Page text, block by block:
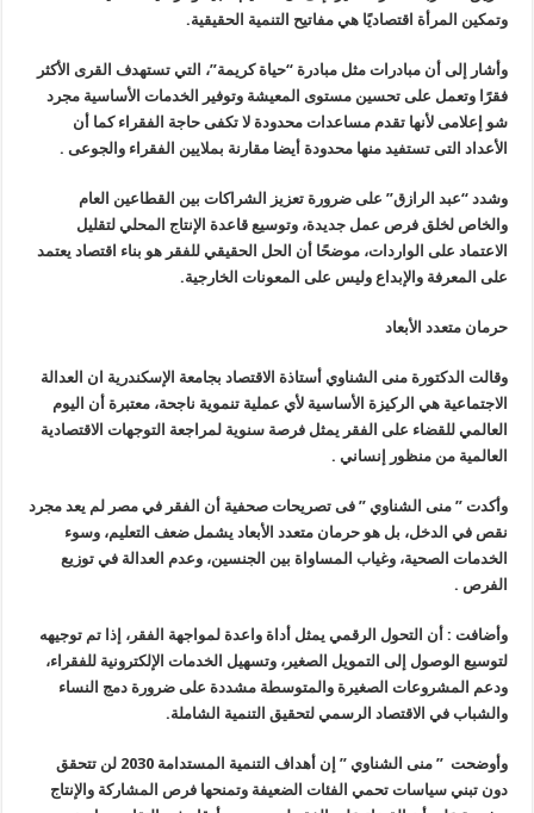
وتمكين المرأة اقتصاديًا هي مفاتيح التنمية الحقيقية.
وأشار إلى أن مبادرات مثل مبادرة “حياة كريمة”، التي تستهدف القرى الأكثر
فقرًا وتعمل على تحسين مستوى المعيشة وتوفير الخدمات الأساسية مجرد
شو إعلامى لأنها تقدم مساعدات محدودة لا تكفى حاجة الفقراء كما أن
الأعداد التى تستفيد منها محدودة أيضا مقارنة بملايين الفقراء والجوعى .
وشدد “عبد الرازق” على ضرورة تعزيز الشراكات بين القطاعين العام
والخاص لخلق فرص عمل جديدة، وتوسيع قاعدة الإنتاج المحلي لتقليل
الاعتماد على الواردات، موضحًا أن الحل الحقيقي للفقر هو بناء اقتصاد يعتمد
على المعرفة والإبداع وليس على المعونات الخارجية.
حرمان متعدد الأبعاد
وقالت الدكتورة منى الشناوي أستاذة الاقتصاد بجامعة الإسكندرية ان العدالة
الاجتماعية هي الركيزة الأساسية لأي عملية تنموية ناجحة، معتبرة أن اليوم
العالمي للقضاء على الفقر يمثل فرصة سنوية لمراجعة التوجهات الاقتصادية
العالمية من منظور إنساني .
وأكدت ” منى الشناوي ” فى تصريحات صحفية أن الفقر في مصر لم يعد مجرد
نقص في الدخل، بل هو حرمان متعدد الأبعاد يشمل ضعف التعليم، وسوء
الخدمات الصحية، وغياب المساواة بين الجنسين، وعدم العدالة في توزيع
الفرص .
وأضافت : أن التحول الرقمي يمثل أداة واعدة لمواجهة الفقر، إذا تم توجيهه
لتوسيع الوصول إلى التمويل الصغير، وتسهيل الخدمات الإلكترونية للفقراء،
ودعم المشروعات الصغيرة والمتوسطة مشددة على ضرورة دمج النساء
والشباب في الاقتصاد الرسمي لتحقيق التنمية الشاملة.
وأوضحت ” منى الشناوي ” إن أهداف التنمية المستدامة 2030 لن تتحقق
دون تبني سياسات تحمي الفئات الضعيفة وتمنحها فرص المشاركة والإنتاج